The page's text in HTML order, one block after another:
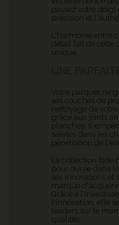
passez votre
précision et
L'harmonie entre
détail fait de
Votre parquet ne
ses couches de
nettoyage de
grâce aux joints
planches. Il
saletés dans les
pénétration de
La collection faite
pour durée dans
ses innovations et
marque
Grâce à
l'innovation, elle
leaders sur le
qualités.